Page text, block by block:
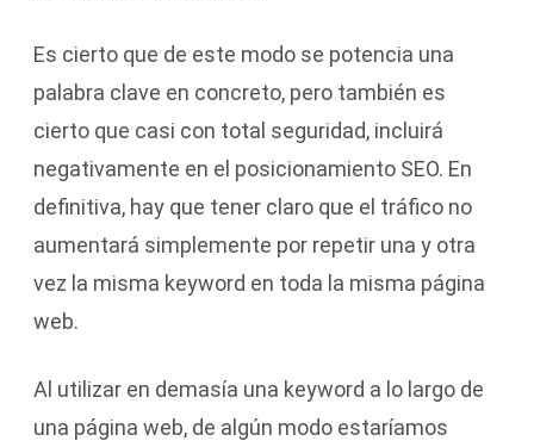
Es cierto que de este modo se potencia una
palabra clave en concreto, pero también es
cierto que casi con total seguridad, incluirá
negativamente en el posicionamiento SEO. En
definitiva, hay que tener claro que el tráfico no
aumentará simplemente por repetir una y otra
vez la misma keyword en toda la misma página
web.
Al utilizar en demasía una keyword a lo largo de
una página web, de algún modo estaríamos